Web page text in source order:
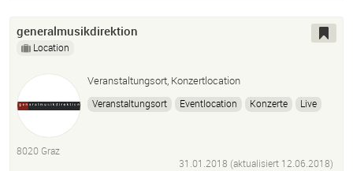
generalmusikdirektion
Location
Veranstaltungsort, Konzertlocation
Veranstaltungsort Eventlocation Konzerte
Live
8020 Graz
31.01.2018 (aktualisiert 12.06.2018)